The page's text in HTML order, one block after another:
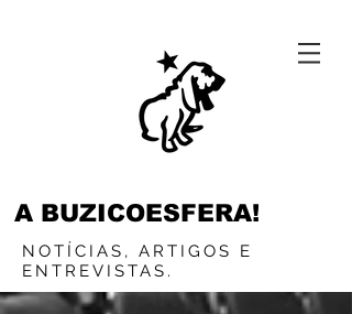
A BUZICOESFERA!
NOTÍCIAS, ARTIGOS E
ENTREVISTAS.